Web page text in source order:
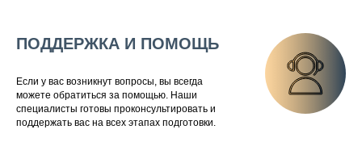
ПОДДЕРЖКА И ПОМОЩЬ
Если у вас возникнут вопросы, вы всегда
можете обратиться за помощью. Наши
специалисты готовы проконсультировать и
поддержать вас на всех этапах подготовки.